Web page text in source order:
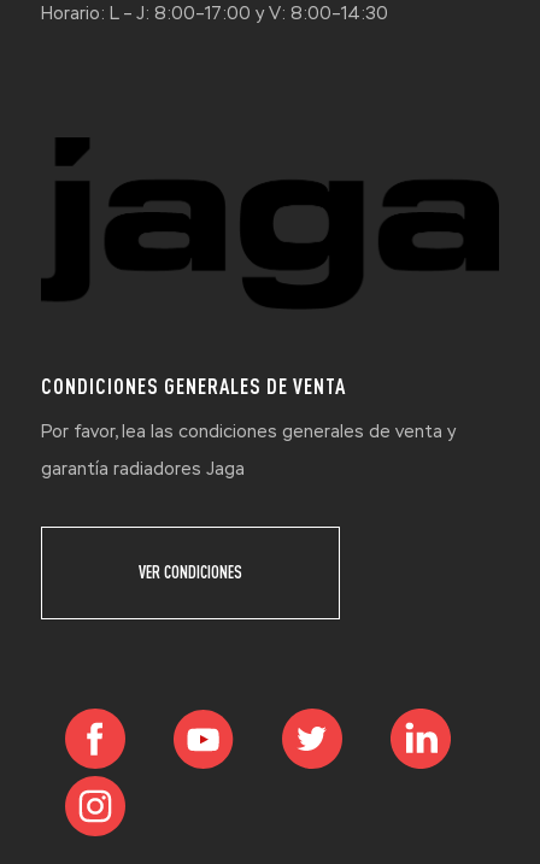
Horario: L – J: 8:00–17:00 y V: 8:00–14:30
CONDICIONES GENERALES DE VENTA
Por favor, lea las condiciones generales de venta y
garantía radiadores Jaga
VER CONDICIONES